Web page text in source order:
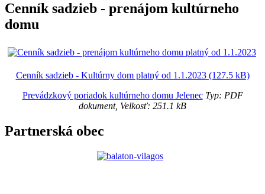
Cenník sadzieb - prenájom kultúrneho
domu
Cenník sadzieb - Kultúrny dom platný od 1.1.2023 (127.5 kB)
Prevádzkový poriadok kultúrneho domu JelenecTyp: PDF
dokument, Velkosť: 251.1 kB
Partnerská obec